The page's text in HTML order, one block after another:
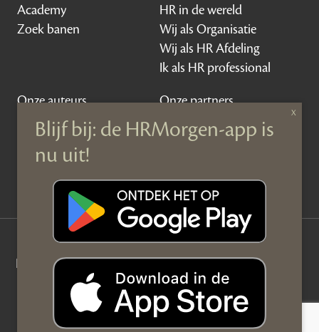
Academy
Zoek banen
HR in de wereld
Wij als Organisatie
Wij als HR Afdeling
Ik als HR professional
Onze auteurs
Onze partners
Sponsoring
Over HRMorgen
HRMorgen.nl 2026©